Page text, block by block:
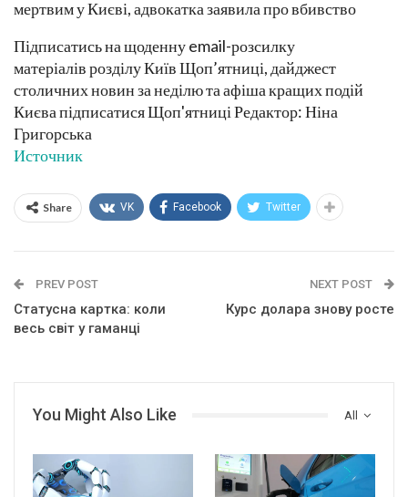
Підписатись на щоденну email-розсилку
матеріалів розділу Київ Щоп’ятниці, дайджест
столичних новин за неділю та афіша кращих подій
Києва підписатися Щоп'ятниці Редактор: Ніна
Григорська
Источник
Share VK Facebook Twitter
PREV POST
Статусна картка: коли
весь світ у гаманці
NEXT POST
Курс долара знову росте
All
You Might Also Like